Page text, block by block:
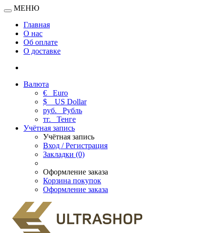
МЕНЮ
Главная
О нас
Об оплате
О доставке
Валюта
€ Euro
$
US Dollar
руб. Рубль
тг. Тенге
Учётная запись
Учётная запись
Вход / Регистрация
Закладки (0)
Оформление заказа
Корзина покупок
Оформление заказа